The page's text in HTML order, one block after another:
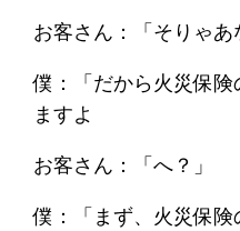
お客さん：「そりゃあ
僕：「だから火災保
ますよ
お客さん：「へ？」
僕：「まず、火災保険